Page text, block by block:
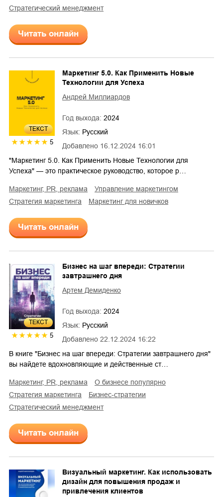
стратегический менеджмент
Читать онлайн
ТЕКСТ
5 Добавлено 16.12.2024 16:01
Маркетинг 5.0. Как Применить Новые
Технологии для Успеха
Андрей Миллиардов
Год выхода: 2024
Язык: Русский
"Маркетинг 5.0. Как Применить Новые Технологии для
Успеха" — это практическое руководство, которое р…
маркетинг, PR, реклама
управление маркетингом
стратегия маркетинга
маркетинг для новичков
Читать онлайн
ТЕКСТ
5 Добавлено 22.12.2024 16:22
Бизнес на шаг впереди: Стратегии
завтрашнего дня
Артем Демиденко
Год выхода: 2024
Язык: Русский
В книге "Бизнес на шаг впереди: Стратегии завтрашнего дня"
вы найдете вдохновляющие и действенные ст…
маркетинг, PR, реклама
о бизнесе популярно
стратегия маркетинга
бизнес-стратегии
стратегический менеджмент
Читать онлайн
Визуальный маркетинг. Как использовать
дизайн для повышения продаж и
привлечения клиентов